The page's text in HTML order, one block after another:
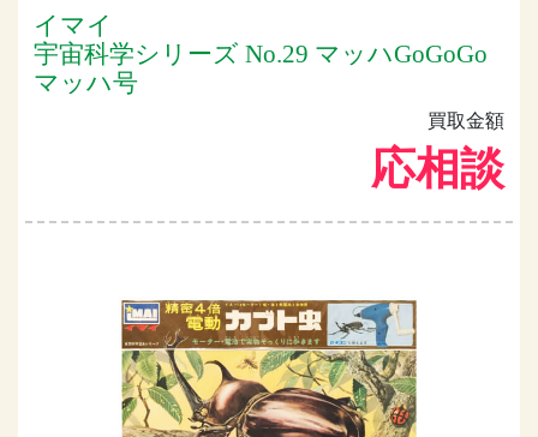
イマイ
宇宙科学シリーズ No.29 マッハGoGoGo
マッハ号
買取金額
応相談